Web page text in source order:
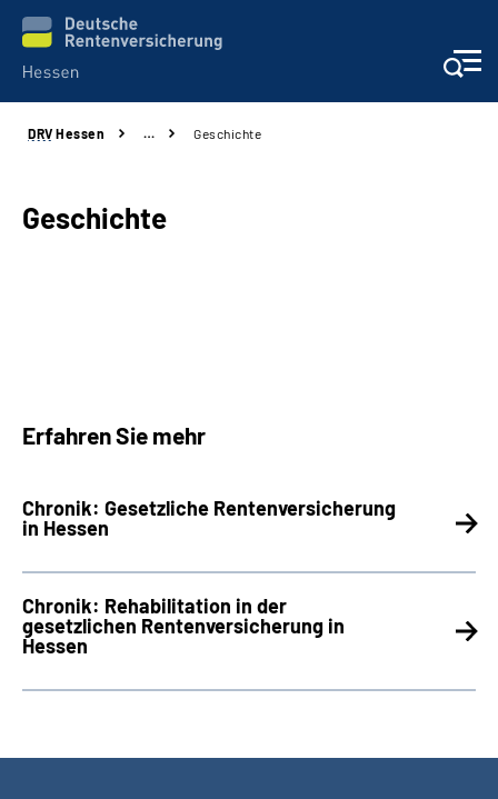
Online-Services
Beratung und Kontakt
Inhalte in Gebärdensprache (DGS)
Leichte Sprache
Suche
DRV Hessen … Geschichte
Geschichte
Erfahren Sie mehr
Chronik: Gesetzliche Rentenversicherung
in Hessen
Chronik: Rehabilitation in der
gesetzlichen Rentenversicherung in
Hessen